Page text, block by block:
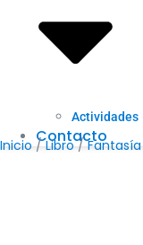
Actividades
Contacto
Inicio /Libro/Fantasía